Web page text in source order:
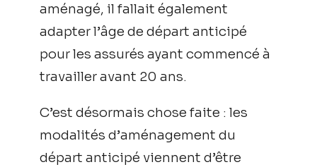
aménagé, il fallait également
adapter l’âge de départ anticipé
pour les assurés ayant commencé à
travailler avant 20 ans.
C’est désormais chose faite : les
modalités d’aménagement du
départ anticipé viennent d’être